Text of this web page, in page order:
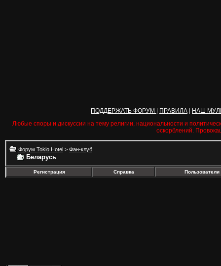
ПОДДЕРЖАТЬ ФОРУМ ПРАВИЛА
НАШ
Любые споры и дискуссии на тему религии, национальности и
оскорблений.
Форум Tokio Hotel > Фан-клуб
Беларусь
Регистрация Справка Пользователи